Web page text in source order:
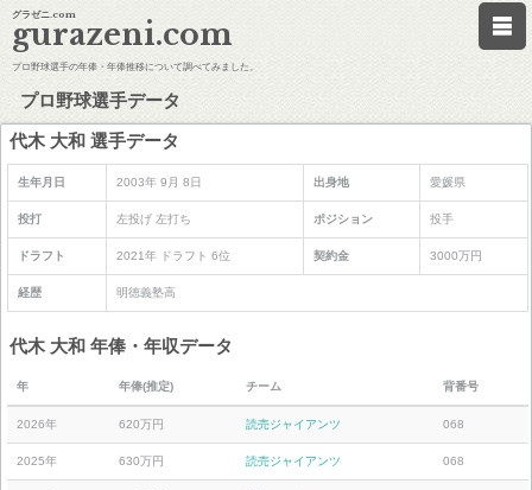
グラゼニ.com
gurazeni.com
プロ野球選手の年俸・年俸推移について調べてみました。
プロ野球選手データ
代木 大和 選手データ
生年月日 2003年 9月 8日 出身地 愛媛県
投打 左投げ 左打ち ポジション 投手
ドラフト 2021年 ドラフト 6位 契約金 3000万円
経歴 明徳義塾高
代木 大和 年俸・年収データ
年 年俸(推定) チーム 背番号
2026年 620万円 読売ジャイアンツ 068
2025年 630万円 読売ジャイアンツ 068